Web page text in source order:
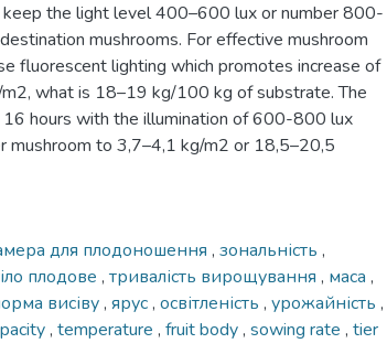
keep the light level 400–600 lux or number 800-
mushrooms. For effective mushroom
fluorescent lighting which promotes increase of
what is 18–19 kg/100 kg of substrate. The
hours with the illumination of 600-800 lux
mushroom to 3,7–4,1 kg/m2 or 18,5–20,5
для плодоношення , зональність ,
плодове , тривалість вирощування , маса ,
висіву, ярус, освітленість , урожайність ,
, temperature , fruit body, sowing rate , tier